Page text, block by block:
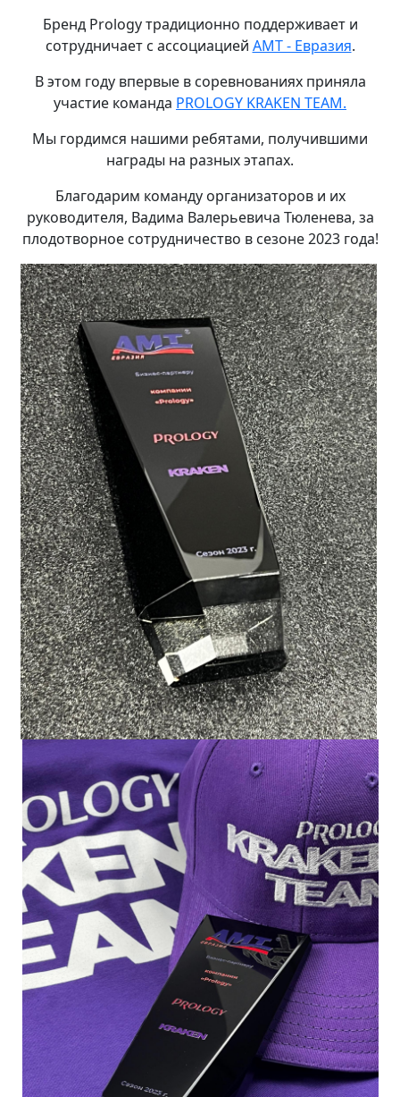
Бренд Prology традиционно поддерживает и
сотрудничает с ассоциацией АМТ - Евразия.
В этом году впервые в соревнованиях приняла
участие команда PROLOGY KRAKEN TEAM.
Мы гордимся нашими ребятами, получившими
награды на разных этапах.
Благодарим команду организаторов и их
руководителя, Вадима Валерьевича Тюленева, за
плодотворное сотрудничество в сезоне 2023 года!